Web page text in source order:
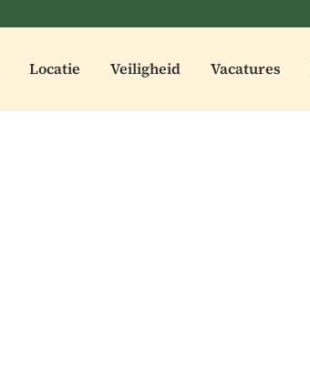
Locatie Veiligheid Vacatures